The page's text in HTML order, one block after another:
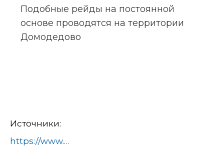
Подобные рейды на постоянной
основе проводятся на территории
Домодедово
Источники:
https://www.domod.ru/city/info/news/gosavtoinspektory_proverili_pravila_perevozki_nesovershennoletnikh_passazhirov_v_domodedovo/